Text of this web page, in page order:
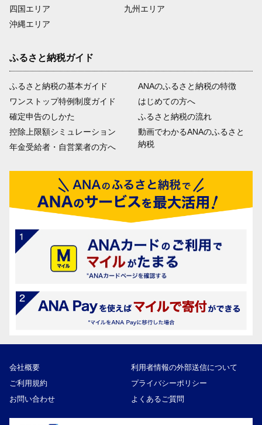
四国エリア
沖縄エリア
九州エリア
ふるさと納税ガイド
ふるさと納税の基本ガイド
ワンストップ特例制度ガイド
確定申告のしかた
控除上限額シミュレーション
年金受給者・自営業者の方へ
ANAのふるさと納税の特徴
はじめての方へ
ふるさと納税の流れ
動画でわかるANAのふるさと
納税
会社概要
利用者情報の外部送信について
ご利用規約
プライバシーポリシー
お問い合わせ
よくあるご質問